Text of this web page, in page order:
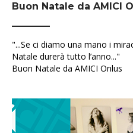
Buon Natale da AMICI
"...Se ci diamo una mano i
Natale durerà tutto l’anno..."
Buon Natale da AMICI Onlus